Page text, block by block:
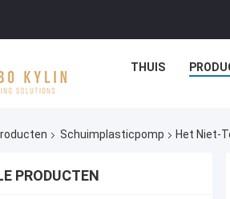
THUIS
Schuimplasticpomp Het Niet-
PRODUCTEN